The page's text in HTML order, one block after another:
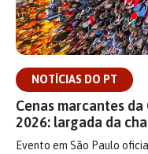
NOTÍCIAS DO PT
Cenas marcantes
2026: largada da
Evento em São Paulo